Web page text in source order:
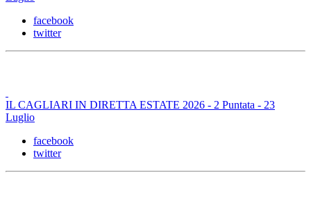
facebook
twitter
IL CAGLIARI IN DIRETTA ESTATE 2026 - 2 Puntata - 23
Luglio
facebook
twitter